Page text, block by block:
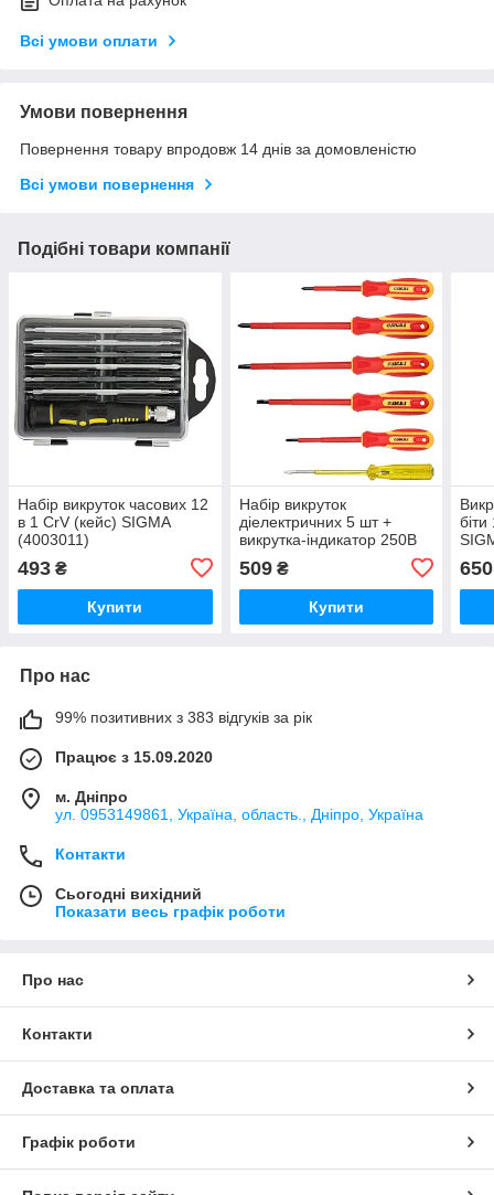
Всі умови оплати
Умови повернення
Повернення товару впродовж 14 днів за домовленістю
Всі умови повернення
Подібні товари компанії
Набір викруток часових 12
в 1 CrV (кейс) SIGMA
(4003011)
493 ₴
Купити
Набір викруток
діелектричних 5 шт +
викрутка-індикатор 250В
509₴
Купити
650
Про нас
99% позитивних з 383 відгуків за рік
Працює з 15.09.2020
м. Дніпро
ул. 0953149861, Україна, область., Дніпро, Україна
Контакти
Сьогодні вихідний
Показати весь графік роботи
Про нас
Контакти
Доставка та оплата
Графік роботи